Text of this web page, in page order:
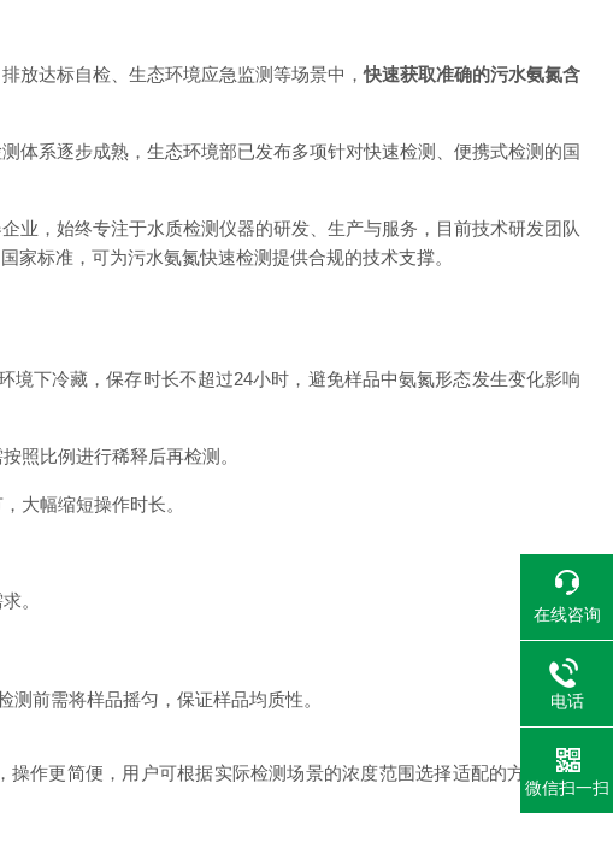
放达标自检、生态环境应急监测等场景中，快速获取准确的污水氨氮含
体系逐步成熟，生态环境部已发布多项针对快速检测、便携式检测的国
业，始终专注于水质检测仪器的研发、生产与服务，目前技术研发团队
标准，可为污水氨氮快速检测提供合规的技术支撑。
下冷藏，保存时长不超过24小时，避免样品中氨氮形态发生变化影响
照比例进行稀释后再检测。
大幅缩短操作时长。
。
前需将样品摇匀，保证样品均质性。
作更简便，用户可根据实际检测场景的浓度范围选择适配的方法与设
在线咨询
电话
微信扫一扫